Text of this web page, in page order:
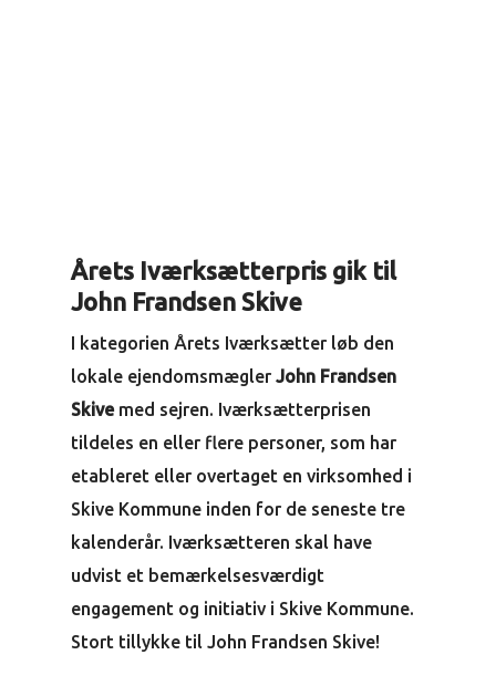
Årets Iværksætterpris gik til
John Frandsen Skive
I kategorien Årets Iværksætter løb den
lokale ejendomsmæglerJohn Frandsen
Skivemed sejren. Iværksætterprisen
tildeles en eller flere personer, som har
etableret eller overtaget en virksomhed i
Skive Kommune inden for de seneste tre
kalenderår. Iværksætteren skal have
udvist et bemærkelsesværdigt
engagement og initiativ i Skive Kommune.
Stort tillykke til John Frandsen Skive!